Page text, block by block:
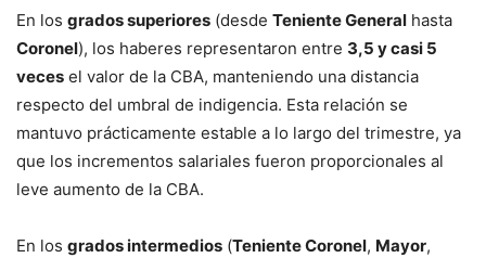
En los grados superiores (desde Teniente General hasta
Coronel), los haberes representaron entre 3,5 y casi 5
veces el valor de la CBA, manteniendo una distancia
respecto del umbral de indigencia. Esta relación se
mantuvo prácticamente estable a lo largo del trimestre, ya
que los incrementos salariales fueron proporcionales al
leve aumento de la CBA.
En los grados intermedios (Teniente Coronel, Mayor,